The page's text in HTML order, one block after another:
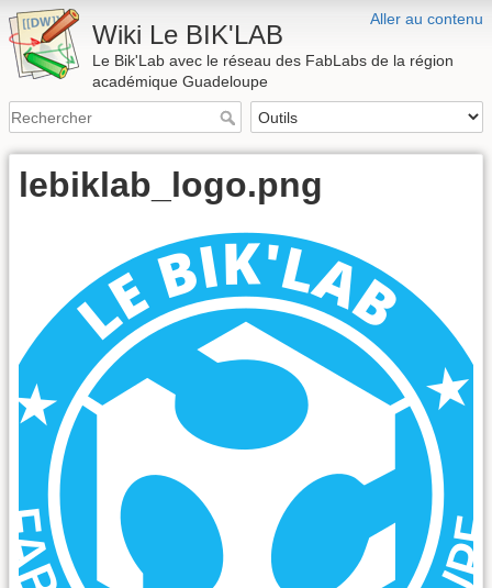
Aller au contenu
Wiki Le BIK'LAB
Le Bik'Lab avec le réseau des FabLabs de la région
académique Guadeloupe
lebiklab_logo.png